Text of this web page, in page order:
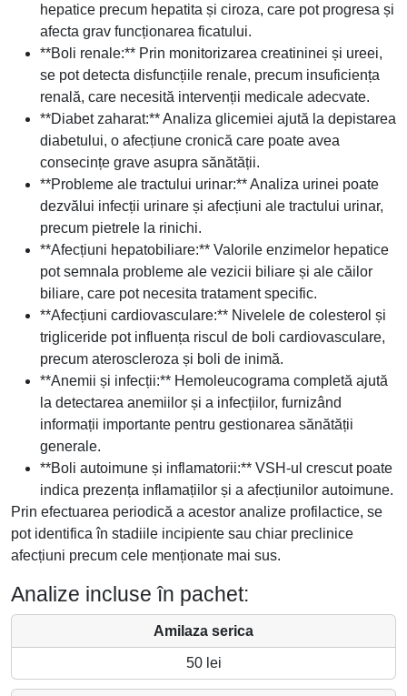
hepatice precum hepatita și ciroza, care pot progresa și
afecta grav funcționarea ficatului.
**Boli renale:** Prin monitorizarea creatininei și ureei,
se pot detecta disfuncțiile renale, precum insuficiența
renală, care necesită intervenții medicale adecvate.
**Diabet zaharat:** Analiza glicemiei ajută la depistarea
diabetului, o afecțiune cronică care poate avea
consecințe grave asupra sănătății.
**Probleme ale tractului urinar:** Analiza urinei poate
dezvălui infecții urinare și afecțiuni ale tractului urinar,
precum pietrele la rinichi.
**Afecțiuni hepatobiliare:** Valorile enzimelor hepatice
pot semnala probleme ale vezicii biliare și ale căilor
biliare, care pot necesita tratament specific.
**Afecțiuni cardiovasculare:** Nivelele de colesterol și
trigliceride pot influența riscul de boli cardiovasculare,
precum ateroscleroza și boli de inimă.
**Anemii și infecții:** Hemoleucograma completă ajută
la detectarea anemiilor și a infecțiilor, furnizând
informații importante pentru gestionarea sănătății
generale.
**Boli autoimune și inflamatorii:** VSH-ul crescut poate
indica prezența inflamațiilor și a afecțiunilor autoimune.
Prin efectuarea periodică a acestor analize profilactice, se
pot identifica în stadiile incipiente sau chiar preclinice
afecțiuni precum cele menționate mai sus.
Analize incluse în pachet:
Amilaza serica
50 lei